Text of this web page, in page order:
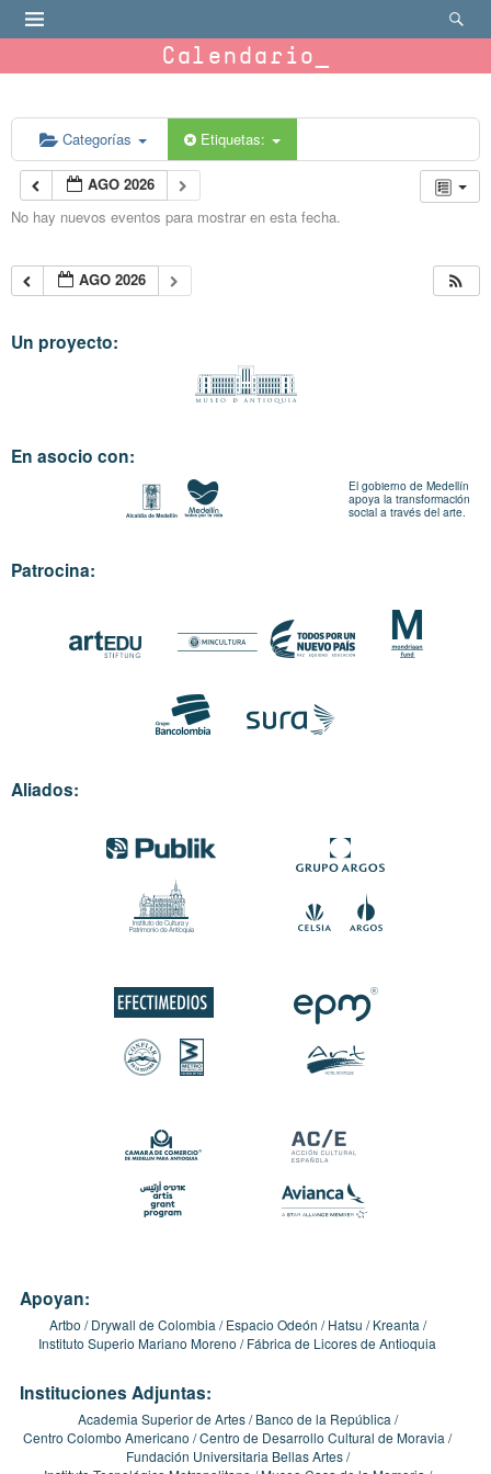
Calendario
Categorías Etiquetas:
AGO 2026
No hay nuevos eventos para mostrar en esta fecha.
AGO 2026
Un proyecto:
En asocio con:
El gobierno de Medellín
apoya la transformación
social a través del arte.
Patrocina:
Aliados:
Apoyan:
Artbo Drywall de Colombia Espacio Odeón Hatsu
Kreanta
Instituto Superio Mariano Moreno
Fábrica de Licores de Antioquia
Instituciones Adjuntas:
Academia Superior de Artes
Banco de la República
Centro Colombo Americano Centro de Desarrollo Cultural de Moravia
Fundación Universitaria Bellas Artes